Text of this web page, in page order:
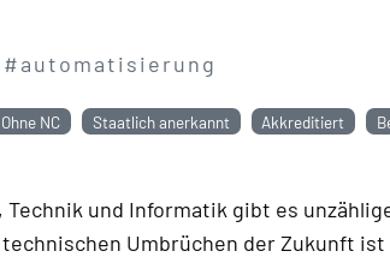
#automatisierung
Ohne NC Staatlich anerkannt Akkreditiert
Technik und Informatik gibt es
Umbrüchen der Zukunft